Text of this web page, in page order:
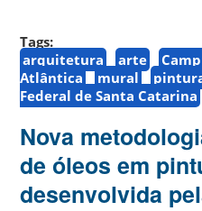
Tags:
arquitetura
arte
Atlântica
mural
Federal de Santa Catarina
Nova
de óleos em
desenvolvida